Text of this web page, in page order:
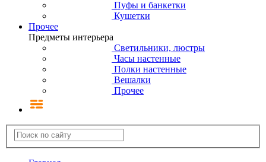
Пуфы и банкетки
Кушетки
Прочее
Предметы интерьера
Светильники, люстры
Часы настенные
Полки настенные
Вешалки
Прочее